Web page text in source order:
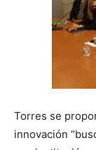
Torres se
innovación